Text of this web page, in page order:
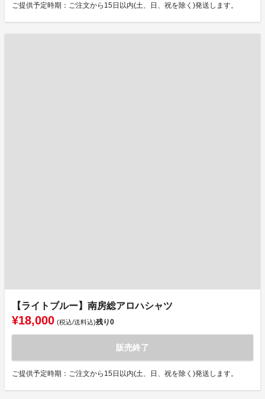
ご提供予定時期：ご注文から15日以内(土、日、祝を除く)発送します。
【ライトブルー】南房総アロハシャツ
¥18,000 (税込/送料込)残り0
販売終了
ご提供予定時期：ご注文から15日以内(土、日、祝を除く)発送します。